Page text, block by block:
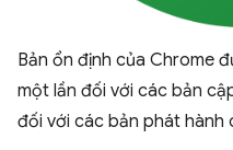
Bản ổn định của Chrome
một lần đối với các bản
đối với các bản phát hành